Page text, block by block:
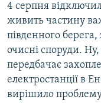
4 серпня
живить частину
південного
очисні споруди. Ну,
передбачає
електростанції в
вирішило